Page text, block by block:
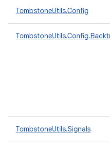
TombstoneUtils.Config
TombstoneUtils.Signals